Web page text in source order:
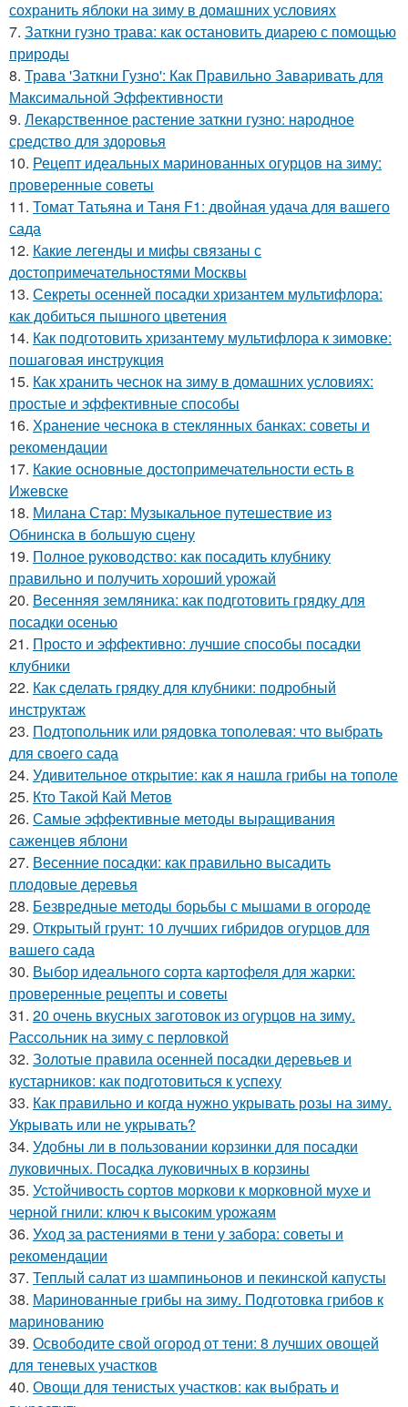
сохранить яблоки на зиму в домашних условиях
7. Заткни гузно трава: как остановить диарею с помощью
природы
8. Трава 'Заткни Гузно': Как Правильно Заваривать для
Максимальной Эффективности
9. Лекарственное растение заткни гузно: народное
средство для здоровья
10. Рецепт идеальных маринованных огурцов на зиму:
проверенные советы
11. Томат Татьяна и Таня F1: двойная удача для вашего
сада
12. Какие легенды и мифы связаны с
достопримечательностями Москвы
13. Секреты осенней посадки хризантем мультифлора:
как добиться пышного цветения
14. Как подготовить хризантему мультифлора к зимовке:
пошаговая инструкция
15. Как хранить чеснок на зиму в домашних условиях:
простые и эффективные способы
16. Хранение чеснока в стеклянных банках: советы и
рекомендации
17. Какие основные достопримечательности есть в
Ижевске
18. Милана Стар: Музыкальное путешествие из
Обнинска в большую сцену
19. Полное руководство: как посадить клубнику
правильно и получить хороший урожай
20. Весенняя земляника: как подготовить грядку для
посадки осенью
21. Просто и эффективно: лучшие способы посадки
клубники
22. Как сделать грядку для клубники: подробный
инструктаж
23. Подтопольник или рядовка тополевая: что выбрать
для своего сада
24. Удивительное открытие: как я нашла грибы на тополе
25. Кто Такой Кай Метов
26. Самые эффективные методы выращивания
саженцев яблони
27. Весенние посадки: как правильно высадить
плодовые деревья
28. Безвредные методы борьбы с мышами в огороде
29. Открытый грунт: 10 лучших гибридов огурцов для
вашего сада
30. Выбор идеального сорта картофеля для жарки:
проверенные рецепты и советы
31. 20 очень вкусных заготовок из огурцов на зиму.
Рассольник на зиму с перловкой
32. Золотые правила осенней посадки деревьев и
кустарников: как подготовиться к успеху
33. Как правильно и когда нужно укрывать розы на зиму.
Укрывать или не укрывать?
34. Удобны ли в пользовании корзинки для посадки
луковичных. Посадка луковичных в корзины
35. Устойчивость сортов моркови к морковной мухе и
черной гнили: ключ к высоким урожаям
36. Уход за растениями в тени у забора: советы и
рекомендации
37. Теплый салат из шампиньонов и пекинской капусты
38. Маринованные грибы на зиму. Подготовка грибов к
маринованию
39. Освободите свой огород от тени: 8 лучших овощей
для теневых участков
40. Овощи для тенистых участков: как выбрать и